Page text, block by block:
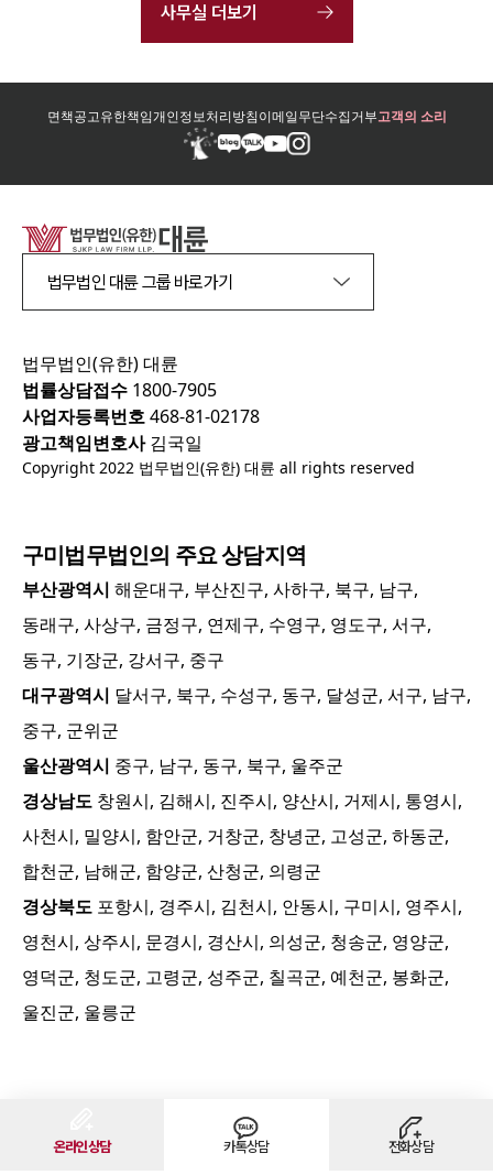
온라인상담 카톡상담 전화상담
사무실 더보기
면책공고유한책임개인정보처리방침이메일무단수집거부고객의 소리
법무법인 대륜 그룹 바로가기
법무법인(유한) 대륜
법률상담접수 1800-7905
사업자등록번호468-81-02178
광고책임변호사김국일
Copyright 2022 법무법인(유한) 대륜 all rights reserved
구미법무법인의 주요 상담지역
부산광역시 해운대구, 부산진구, 사하구, 북구, 남구,
동래구, 사상구, 금정구, 연제구, 수영구, 영도구, 서구,
동구, 기장군, 강서구, 중구
대구광역시 달서구, 북구, 수성구, 동구, 달성군, 서구, 남구,
중구, 군위군
울산광역시 중구, 남구, 동구, 북구, 울주군
경상남도 창원시, 김해시, 진주시, 양산시, 거제시, 통영시,
사천시, 밀양시, 함안군, 거창군, 창녕군, 고성군, 하동군,
합천군, 남해군, 함양군, 산청군, 의령군
경상북도 포항시, 경주시, 김천시, 안동시, 구미시, 영주시,
영천시, 상주시, 문경시, 경산시, 의성군, 청송군, 영양군,
영덕군, 청도군, 고령군, 성주군, 칠곡군, 예천군, 봉화군,
울진군, 울릉군